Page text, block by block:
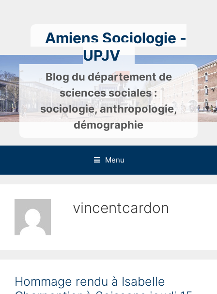
Amiens Sociologie -
UPJV
Blog du département de
sciences sociales :
sociologie, anthropologie,
démographie
Menu
vincentcardon
Hommage rendu à Isabelle